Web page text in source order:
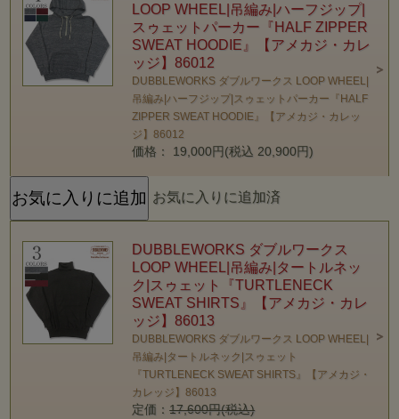
LOOP WHEEL|吊編み|ハーフジップ|
スゥェットパーカー『HALF ZIPPER
SWEAT HOODIE』【アメカジ・カレ
ッジ】86012
DUBBLEWORKS ダブルワークス LOOP WHEEL|
吊編み|ハーフジップ|スゥェットパーカー『HALF
ZIPPER SWEAT HOODIE』【アメカジ・カレッ
ジ】86012
価格： 19,000円(税込 20,900円)
お気に入りに追加済
DUBBLEWORKS ダブルワークス
LOOP WHEEL|吊編み|タートルネッ
ク|スゥェット『TURTLENECK
SWEAT SHIRTS』【アメカジ・カレ
ッジ】86013
DUBBLEWORKS ダブルワークス LOOP WHEEL|
吊編み|タートルネック|スゥェット
『TURTLENECK SWEAT SHIRTS』【アメカジ・
カレッジ】86013
定価：17,600円(税込)